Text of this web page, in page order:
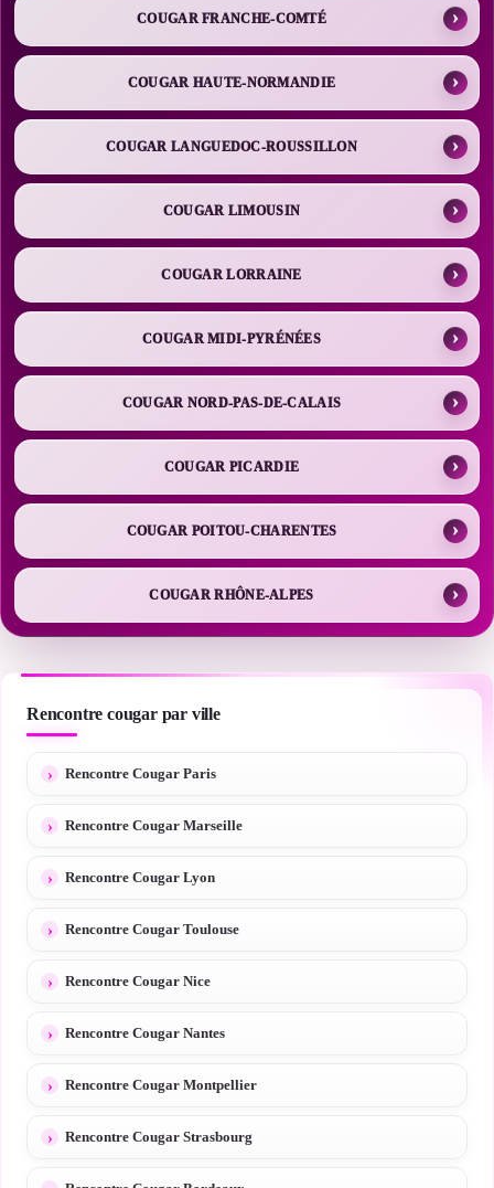
COUGAR FRANCHE-COMTÉ
COUGAR HAUTE-NORMANDIE
COUGAR LANGUEDOC-ROUSSILLON
COUGAR LIMOUSIN
COUGAR LORRAINE
COUGAR MIDI-PYRÉNÉES
COUGAR NORD-PAS-DE-CALAIS
COUGAR PICARDIE
COUGAR POITOU-CHARENTES
COUGAR RHÔNE-ALPES
Rencontre cougar par ville
Rencontre Cougar Paris
Rencontre Cougar Marseille
Rencontre Cougar Lyon
Rencontre Cougar Toulouse
Rencontre Cougar Nice
Rencontre Cougar Nantes
Rencontre Cougar Montpellier
Rencontre Cougar Strasbourg